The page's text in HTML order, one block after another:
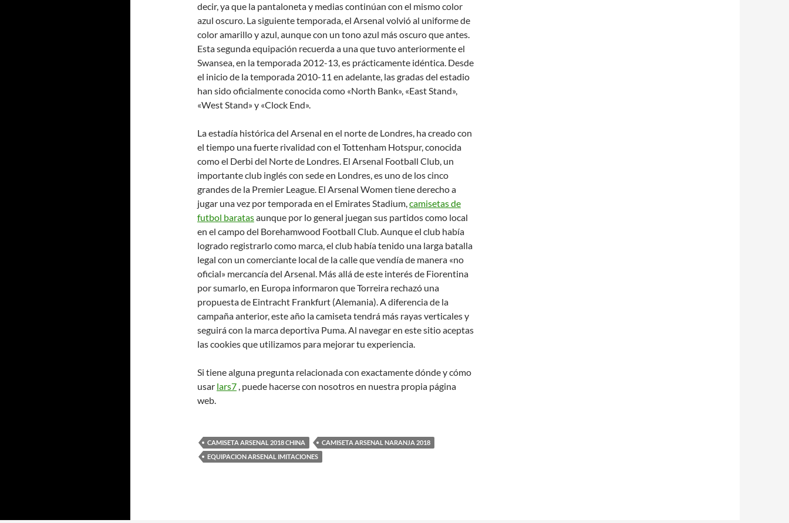
decir, ya que la pantaloneta y medias continúan con el mismo color
azul oscuro. La siguiente temporada, el Arsenal volvió al uniforme de
color amarillo y azul, aunque con un tono azul más oscuro que antes.
Esta segunda equipación recuerda a una que tuvo anteriormente el
Swansea, en la temporada 2012-13, es prácticamente idéntica. Desde
el inicio de la temporada 2010-11 en adelante, las gradas del estadio
han sido oficialmente conocida como «North Bank», «East Stand»,
«West Stand» y «Clock End».
La estadía histórica del Arsenal en el norte de Londres, ha creado con
el tiempo una fuerte rivalidad con el Tottenham Hotspur, conocida
como el Derbi del Norte de Londres. El Arsenal Football Club, un
importante club inglés con sede en Londres, es uno de los cinco
grandes de la Premier League. El Arsenal Women tiene derecho a
jugar una vez por temporada en el Emirates Stadium,camisetas de
futbol baratasaunque por lo general juegan sus partidos como local
en el campo del Borehamwood Football Club. Aunque el club había
logrado registrarlo como marca, el club había tenido una larga batalla
legal con un comerciante local de la calle que vendía de manera «no
oficial» mercancía del Arsenal. Más allá de este interés de Fiorentina
por sumarlo, en Europa informaron que Torreira rechazó una
propuesta de Eintracht Frankfurt (Alemania). A diferencia de la
campaña anterior, este año la camiseta tendrá más rayas verticales y
seguirá con la marca deportiva Puma. Al navegar en este sitio aceptas
las cookies que utilizamos para mejorar tu experiencia.
Si tiene alguna pregunta relacionada con exactamente dónde y cómo
usar lars7 , puede hacerse con nosotros en nuestra propia página
web.
CAMISETA ARSENAL 2018 CHINA
CAMISETA ARSENAL NARANJA 2018
EQUIPACION ARSENAL IMITACIONES